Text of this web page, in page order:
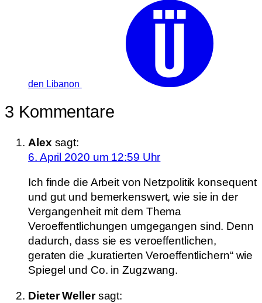
den Libanon
3 Kommentare
Alex sagt:
6. April 2020 um 12:59 Uhr
Ich finde die Arbeit von Netzpolitik konsequent
und gut und bemerkenswert, wie sie in der
Vergangenheit mit dem Thema
Veroeffentlichungen umgegangen sind. Denn
dadurch, dass sie es veroeffentlichen,
geraten die „kuratierten Veroeffentlichern“ wie
Spiegel und Co. in Zugzwang.
Dieter Weller sagt: